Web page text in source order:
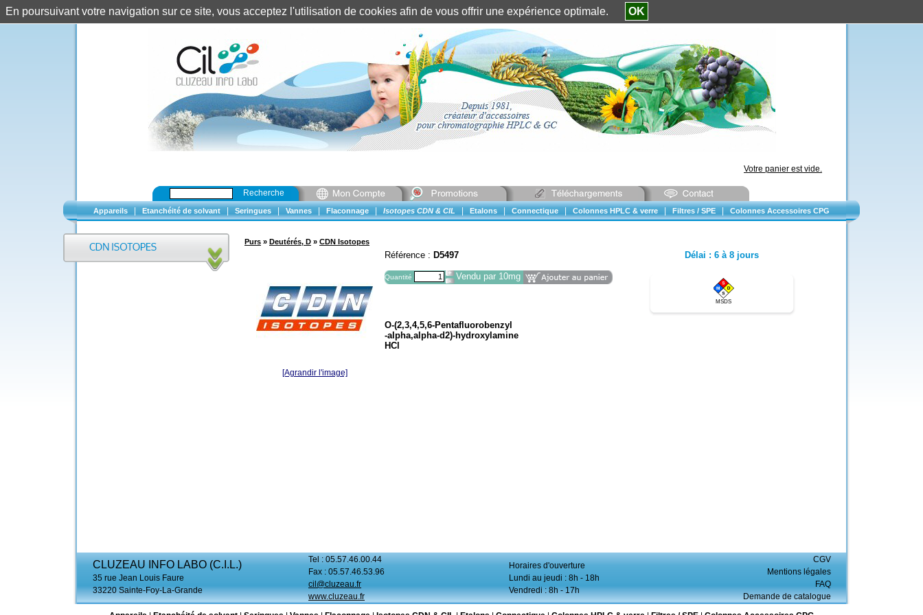
Identification client ||Mon compte
Votre panier est vide.
Recherche
Appareils Etanchéité de solvant Seringues Vannes Flaconnage Isotopes CDN & CIL Etalons Connectique Colonnes HPLC & verre Filtres / SPE Colonnes Accessoires CPG
Purs » Deutérés, D » CDN Isotopes
[Agrandir l'image]
Référence : D5497
Quantité Vendu par 10mg
Délai : 6 à 8 jours
MSDS
O-(2,3,4,5,6-Pentafluorobenzyl
-alpha,alpha-d2)-hydroxylamine
HCl
CLUZEAU INFO LABO (C.I.L.)
35 rue Jean Louis Faure
33220 Sainte-Foy-La-Grande
Tel : 05.57.46.00.44
Fax : 05.57.46.53.96
cil@cluzeau.fr
www.cluzeau.fr
Horaires d'ouverture
Lundi au jeudi : 8h - 18h
Vendredi : 8h - 17h
CGV
Mentions légales
FAQ
Demande de catalogue
En poursuivant votre navigation sur ce site, vous acceptez l'utilisation de cookies afin de vous offrir une expérience optimale. OK